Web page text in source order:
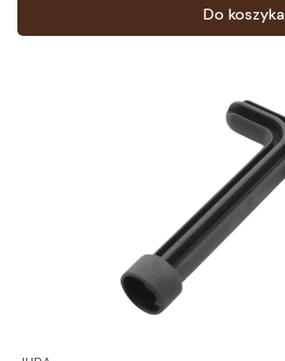
Do koszyka